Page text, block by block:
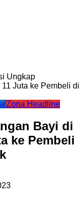
Ungkap
Juta ke Pembeli di
Zona Headline
Bayi di
ke Pembeli